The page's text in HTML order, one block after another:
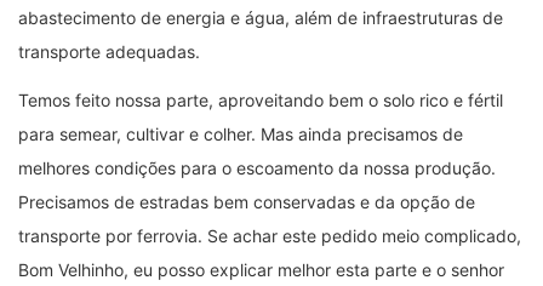
abastecimento de energia e água, além de infraestruturas de
transporte adequadas.
Temos feito nossa parte, aproveitando bem o solo rico e fértil
para semear, cultivar e colher. Mas ainda precisamos de
melhores condições para o escoamento da nossa produção.
Precisamos de estradas bem conservadas e da opção de
transporte por ferrovia. Se achar este pedido meio complicado,
Bom Velhinho, eu posso explicar melhor esta parte e o senhor